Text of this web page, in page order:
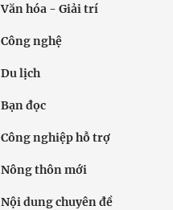
Văn hóa - Giải trí
Công nghệ
Du lịch
Bạn đọc
Công nghiệp hỗ trợ
Nông thôn mới
Nội dung chuyên đề